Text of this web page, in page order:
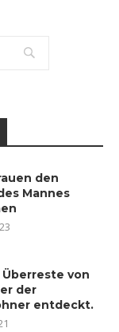
den
Mannes
Überreste von
der
entdeckt.